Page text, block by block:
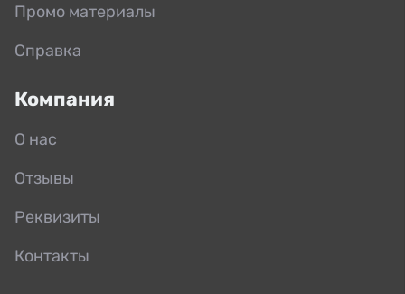
Промо материалы
Справка
Компания
О нас
Отзывы
Реквизиты
Контакты